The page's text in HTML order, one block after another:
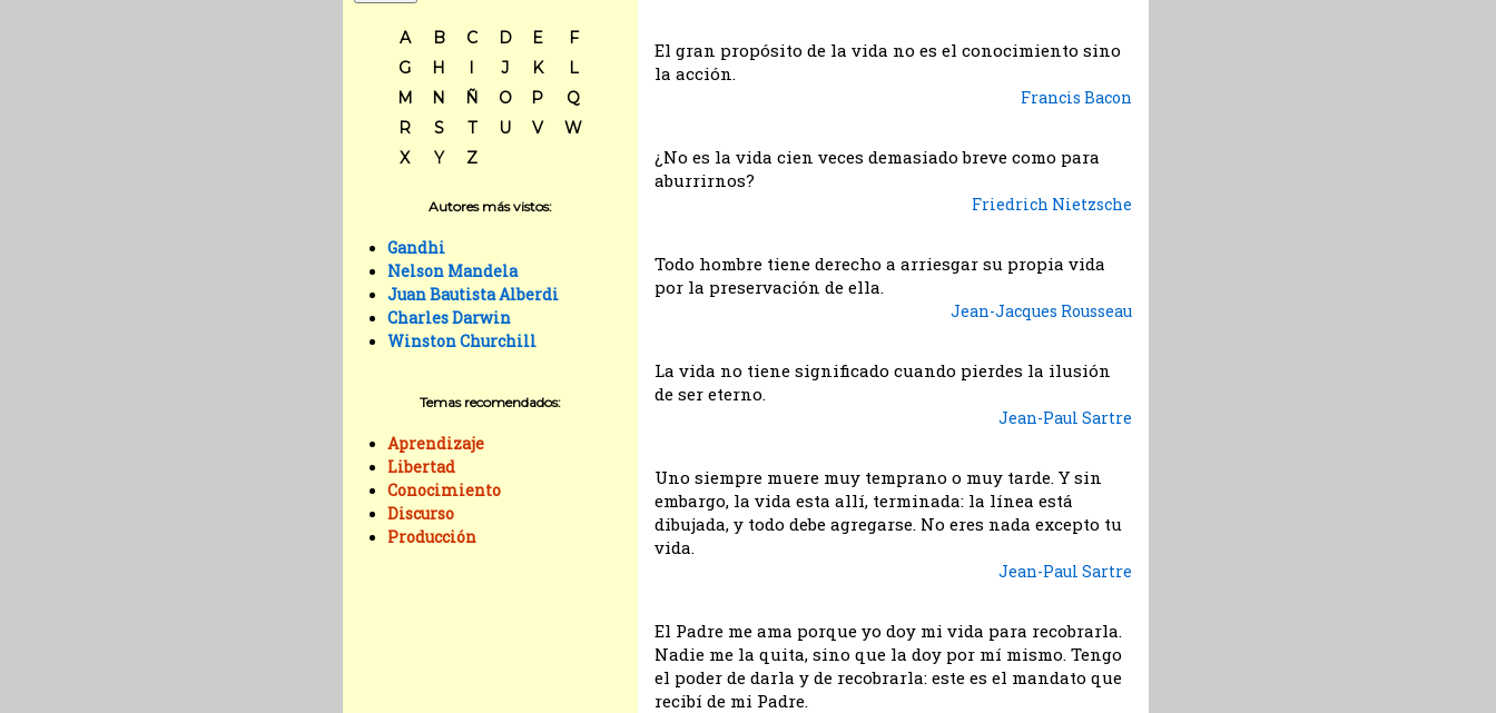
A B C D E
F
G
H I J K
L
M
N Ñ O P
Q
R
S T U V
W
X
Y Z
Autores más vistos:
Gandhi
Nelson Mandela
Juan Bautista Alberdi
Charles Darwin
Winston Churchill
Temas recomendados:
Aprendizaje
Libertad
Conocimiento
Discurso
Producción
El gran propósito de la vida no es el conocimiento sino
la acción.
Francis Bacon
¿No es la vida cien veces demasiado breve como para
aburrirnos?
Friedrich Nietzsche
Todo hombre tiene derecho a arriesgar su propia vida
por la preservación de ella.
Jean-Jacques Rousseau
La vida no tiene significado cuando pierdes la ilusión
de ser eterno.
Jean-Paul Sartre
Uno siempre muere muy temprano o muy tarde. Y sin
embargo, la vida esta allí, terminada: la línea está
dibujada, y todo debe agregarse. No eres nada excepto tu
vida.
Jean-Paul Sartre
El Padre me ama porque yo doy mi vida para recobrarla.
Nadie me la quita, sino que la doy por mí mismo. Tengo
el poder de darla y de recobrarla: este es el mandato que
recibí de mi Padre.